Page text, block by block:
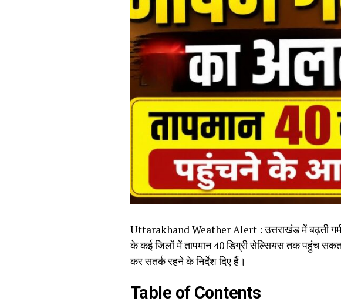
Uttarakhand Weather Alert : उत्तराखंड में बढ़ती
के कई जिलों में तापमान 40 डिग्री सेल्सियस तक पहुंच
कर सतर्क रहने के निर्देश दिए हैं।
Table of Contents